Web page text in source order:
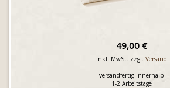
49,00 €
inkl. MwSt. zzgl. Versand
versandfertig innerhalb
1-2 Arbeitstage